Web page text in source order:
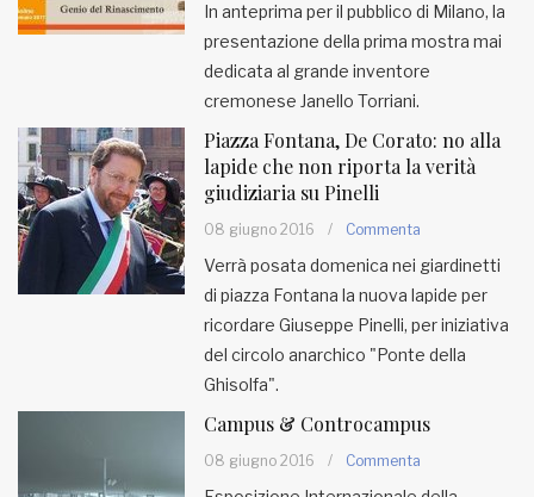
In anteprima per il pubblico di Milano, la
presentazione della prima mostra mai
dedicata al grande inventore
cremonese Janello Torriani.
Piazza Fontana, De Corato: no alla
lapide che non riporta la verità
giudiziaria su Pinelli
08 giugno 2016 / Commenta
Verrà posata domenica nei giardinetti
di piazza Fontana la nuova lapide per
ricordare Giuseppe Pinelli, per iniziativa
del circolo anarchico "Ponte della
Ghisolfa".
Campus & Controcampus
08 giugno 2016 / Commenta